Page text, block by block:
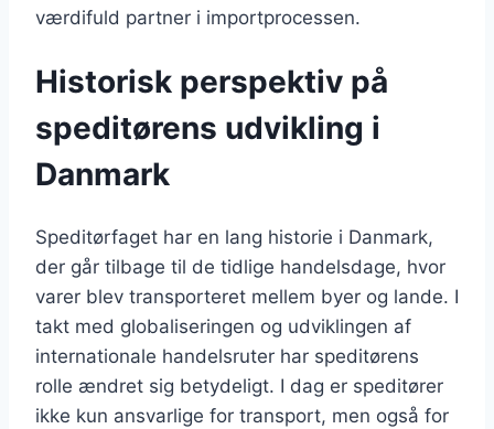
værdifuld partner i importprocessen.
Historisk perspektiv på
speditørens udvikling i
Danmark
Speditørfaget har en lang historie i Danmark,
der går tilbage til de tidlige handelsdage, hvor
varer blev transporteret mellem byer og lande. I
takt med globaliseringen og udviklingen af
internationale handelsruter har speditørens
rolle ændret sig betydeligt. I dag er speditører
ikke kun ansvarlige for transport, men også for